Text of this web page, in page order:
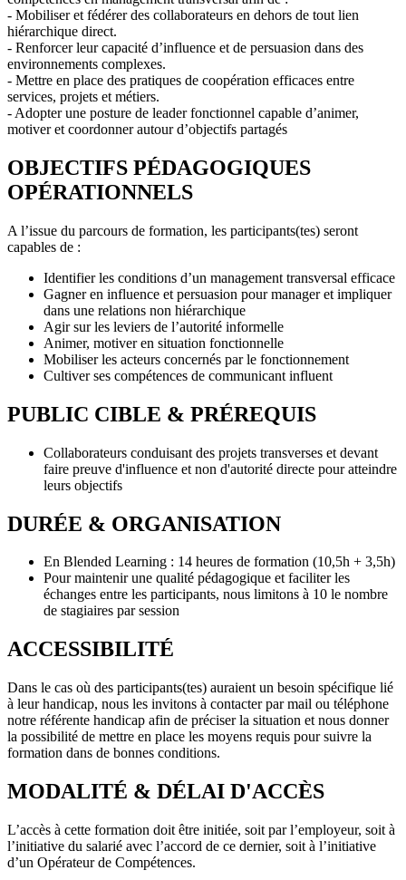
- Mobiliser et fédérer des collaborateurs en dehors de tout lien
hiérarchique direct.
- Renforcer leur capacité d’influence et de persuasion dans des
environnements complexes.
- Mettre en place des pratiques de coopération efficaces entre
services, projets et métiers.
- Adopter une posture de leader fonctionnel capable d’animer,
motiver et coordonner autour d’objectifs partagés
OBJECTIFS PÉDAGOGIQUES
OPÉRATIONNELS
A l’issue du parcours de formation, les participants(tes) seront
capables de :
Identifier les conditions d’un management transversal efficace
Gagner en influence et persuasion pour manager et impliquer
dans une relations non hiérarchique
Agir sur les leviers de l’autorité informelle
Animer, motiver en situation fonctionnelle
Mobiliser les acteurs concernés par le fonctionnement
Cultiver ses compétences de communicant influent
PUBLIC CIBLE & PRÉREQUIS
Collaborateurs conduisant des projets transverses et devant
faire preuve d'influence et non d'autorité directe pour atteindre
leurs objectifs
DURÉE & ORGANISATION
En Blended Learning : 14 heures de formation (10,5h + 3,5h)
Pour maintenir une qualité pédagogique et faciliter les
échanges entre les participants, nous limitons à 10 le nombre
de stagiaires par session
ACCESSIBILITÉ
Dans le cas où des participants(tes) auraient un besoin spécifique lié
à leur handicap, nous les invitons à contacter par mail ou téléphone
notre référente handicap afin de préciser la situation et nous donner
la possibilité de mettre en place les moyens requis pour suivre la
formation dans de bonnes conditions.
MODALITÉ & DÉLAI D'ACCÈS
L’accès à cette formation doit être initiée, soit par l’employeur, soit à
l’initiative du salarié avec l’accord de ce dernier, soit à l’initiative
d’un Opérateur de Compétences.